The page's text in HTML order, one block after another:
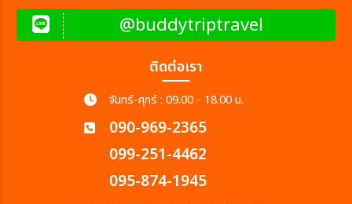
@buddytriptravel
ติดต่อเรา
จันทร์-ศุกร์ : 09.00 - 18.00 น.
090-969-2365
099-251-4462
095-874-1945